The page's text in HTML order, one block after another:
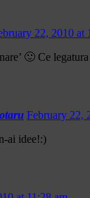
22, 2010 at
🙂 Ce
February 22,
ai idee!:)